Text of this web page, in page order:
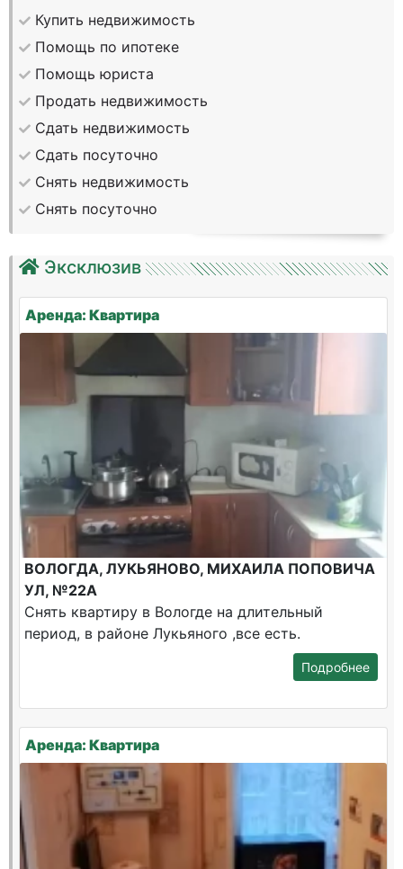
Купить недвижимость
Помощь по ипотеке
Помощь юриста
Продать недвижимость
Сдать недвижимость
Сдать посуточно
Снять недвижимость
Снять посуточно
Эксклюзив
Аренда: Квартира
ВОЛОГДА, ЛУКЬЯНОВО, МИХАИЛА ПОПОВИЧА
УЛ, №22А
Снять квартиру в Вологде на длительный
период, в районе Лукьяного ,все есть.
Подробнее
Аренда: Квартира